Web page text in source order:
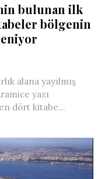
bulunan ilk
bölgenin
alana yayılmış
yazı
dört kitabe...